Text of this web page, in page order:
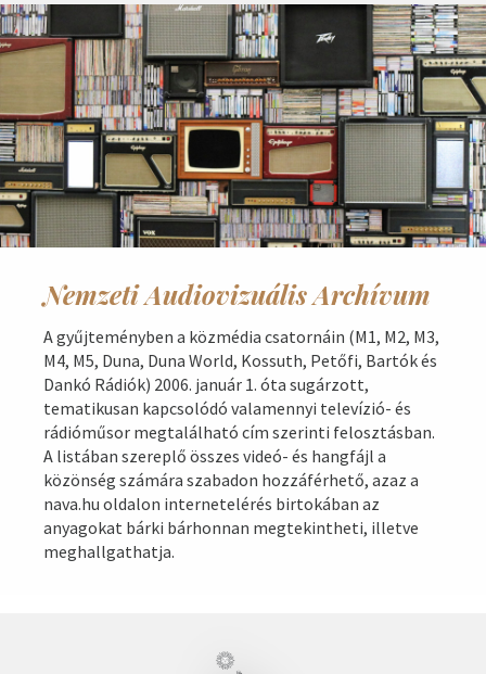
Nemzeti Audiovizuális Archívum
A gyűjteményben a közmédia csatornáin (M1, M2, M3,
M4, M5, Duna, Duna World, Kossuth, Petőfi, Bartók és
Dankó Rádiók) 2006. január 1. óta sugárzott,
tematikusan kapcsolódó valamennyi televízió- és
rádióműsor megtalálható cím szerinti felosztásban.
A listában szereplő összes videó- és hangfájl a
közönség számára szabadon hozzáférhető, azaz a
nava.hu oldalon internetelérés birtokában az
anyagokat bárki bárhonnan megtekintheti, illetve
meghallgathatja.